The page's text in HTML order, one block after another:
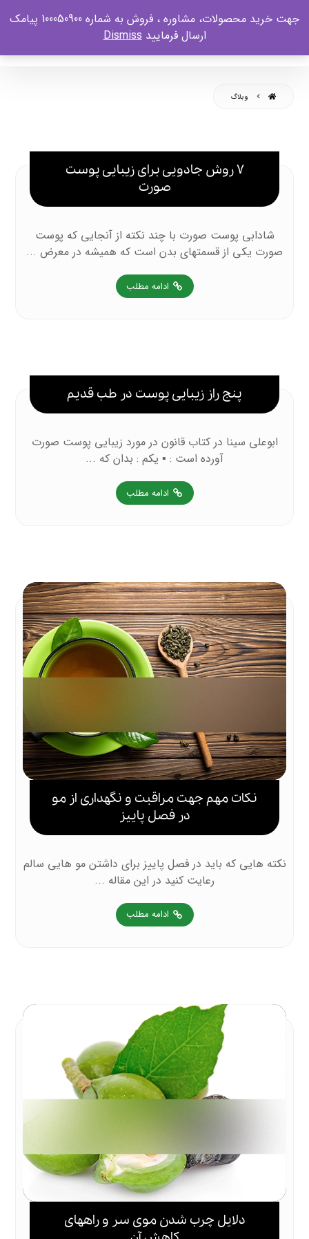
وبلاگ
7 روش جادویی برای زیبایی پوست
صورت
شادابی پوست صورت با چند نکته از آنجایی که پوست
صورت یکی از قسمتهای بدن است که همیشه در معرض ...
ادامه مطلب
پنج راز زیبایی پوست در طب قدیم
ابوعلی سینا در کتاب قانون در مورد زیبایی پوست صورت
آورده است : ▪ یکم : بدان که ...
ادامه مطلب
نکات مهم جهت مراقبت و نگهداری از مو
در فصل پاییز
نکته هایی که باید در فصل پاییز برای داشتن مو هایی سالم
رعایت کنید در این مقاله ...
ادامه مطلب
دلایل چرب شدن موی سر و راههای
جهت خرید محصولات، مشاوره ، فروش به شماره 100050900 پیامک
ارسال فرماییدDismiss